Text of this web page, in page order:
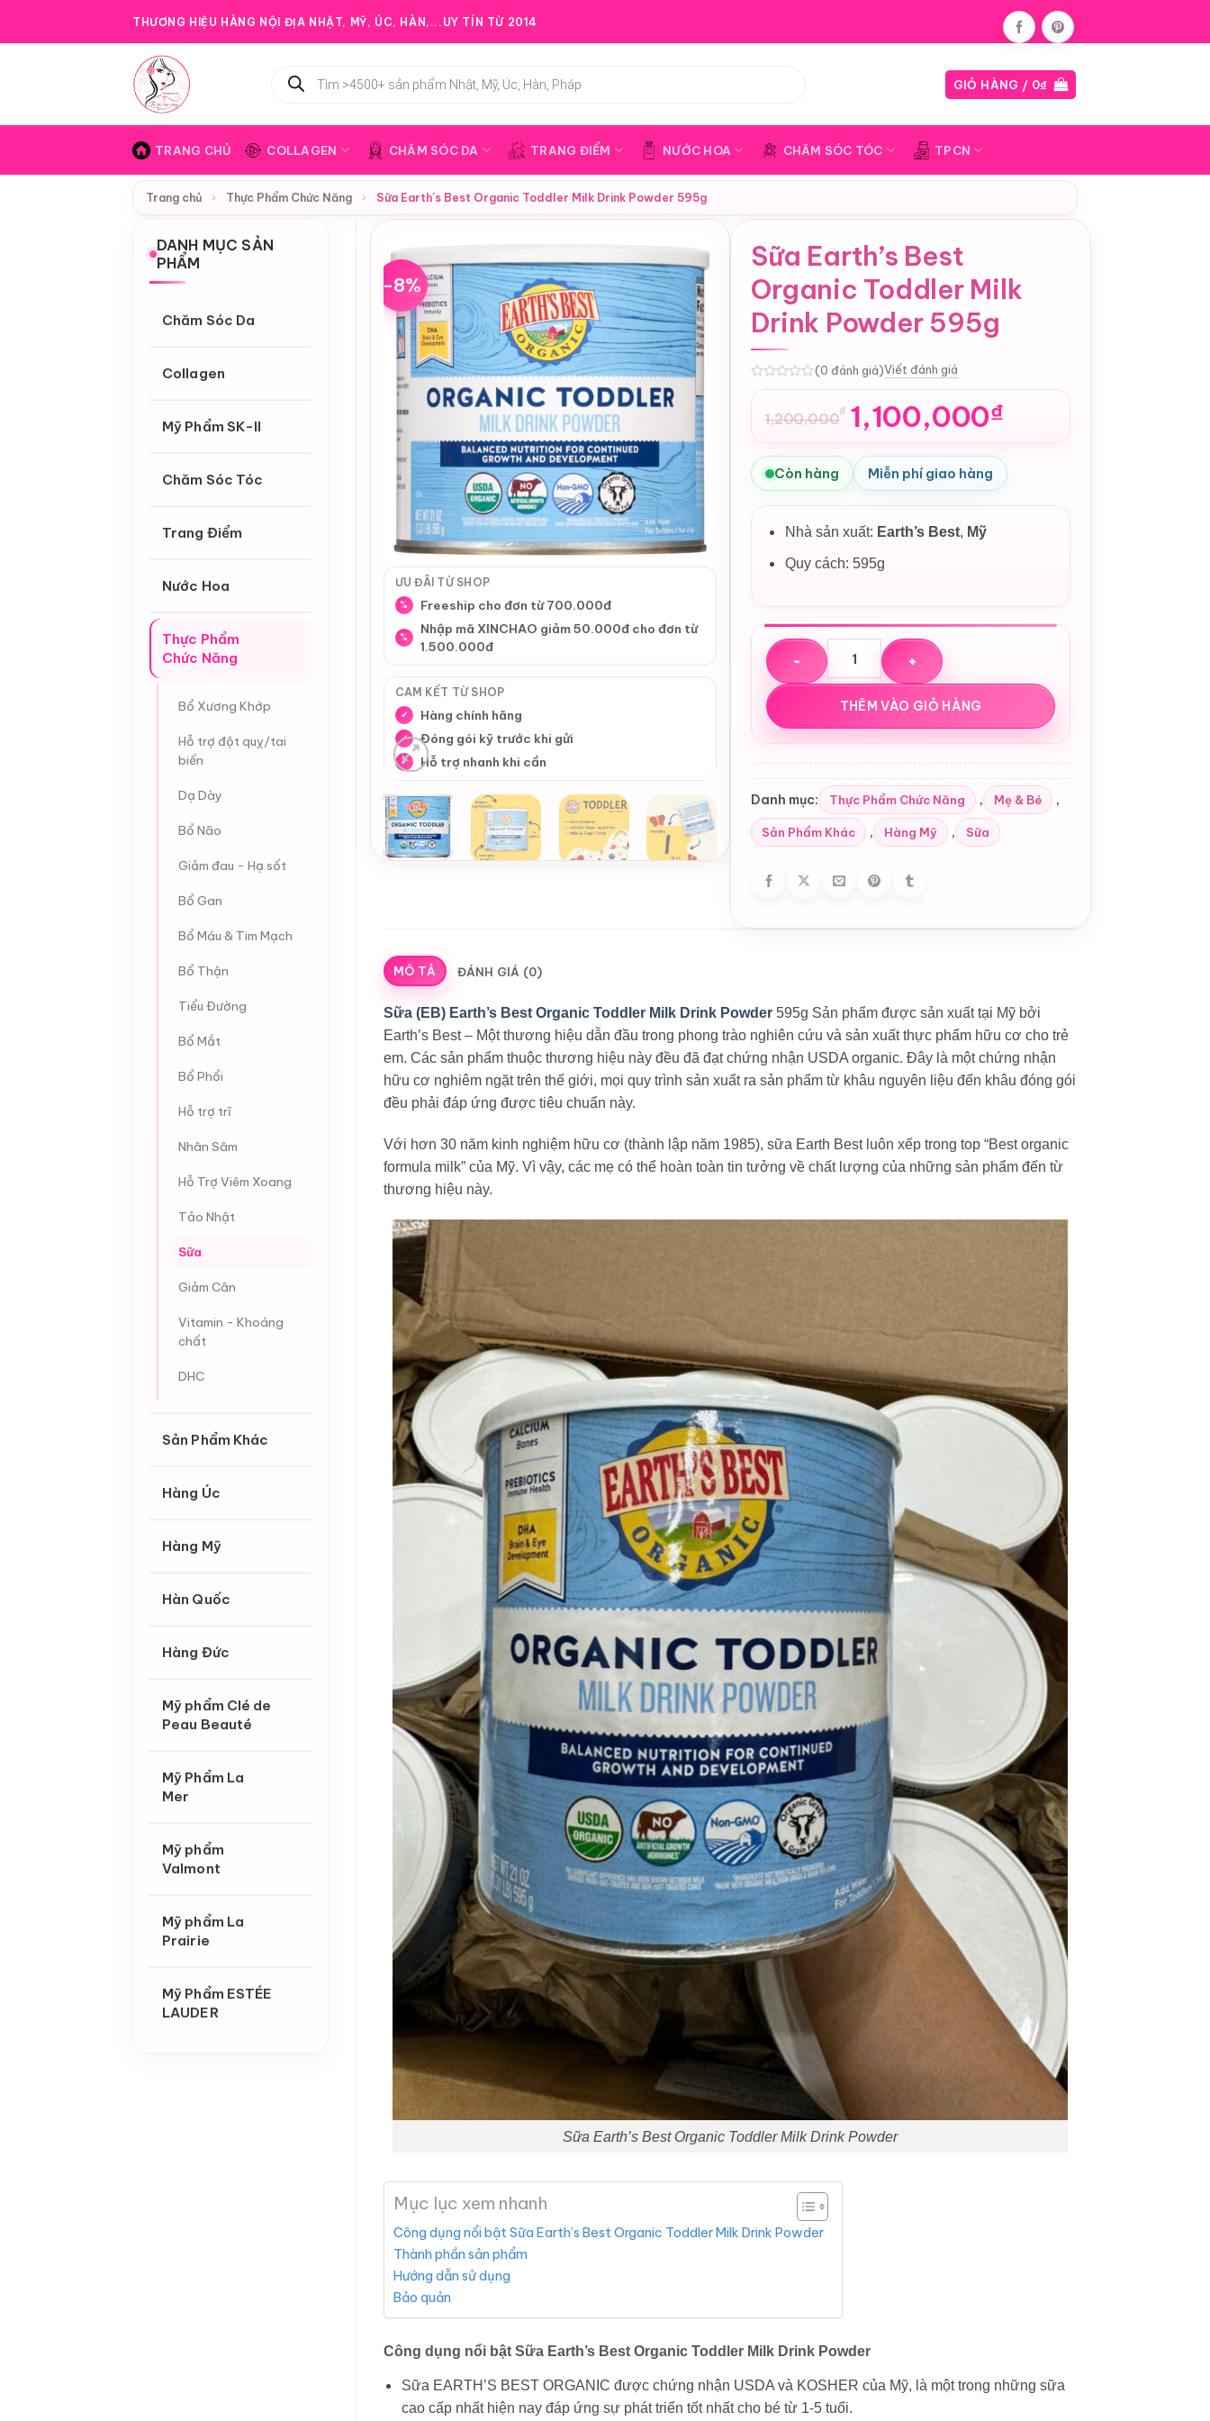
THƯƠNG HIỆU HÀNG NỘI ĐỊA NHẬT, MỸ, ÚC, HÀN,...UY TÍN TỪ 2014
kiếm
GIỎ HÀNG / 0₫
TRANG CHỦ COLLAGEN CHĂM SÓC DA TRANG ĐIỂM NƯỚC HOA CHĂM SÓC TÓC TPCN
Trang chủ › Thực Phẩm Chức Năng › Sữa Earth’s Best Organic Toddler Milk Drink Powder 595g
DANH MỤC SẢN
PHẨM
Chăm Sóc Da
Collagen
Mỹ Phẩm SK-II
Chăm Sóc Tóc
Trang Điểm
Nước Hoa
Thực Phẩm
Chức Năng
Bổ Xương Khớp
Hỗ trợ đột quỵ/tai
biến
Dạ Dày
Bổ Não
Giảm đau - Hạ sốt
Bổ Gan
Bổ Máu & Tim Mạch
Bổ Thận
Tiểu Đường
Bổ Mắt
Bổ Phổi
Hỗ trợ trĩ
Nhân Sâm
Hỗ Trợ Viêm Xoang
Tảo Nhật
Sữa
Giảm Cân
Vitamin - Khoáng
chất
DHC
Sản Phẩm Khác
Hàng Úc
Hàng Mỹ
Hàn Quốc
Hàng Đức
Mỹ phẩm Clé de
Peau Beauté
Mỹ Phẩm La
Mer
Mỹ phẩm
Valmont
Mỹ phẩm La
Prairie
Mỹ Phẩm ESTÉE
LAUDER
-8%
ƯU ĐÃI TỪ SHOP
% Freeship cho đơn từ 700.000đ
%
Nhập mã XINCHAO giảm 50.000đ cho đơn từ
1.500.000đ
CAM KẾT TỪ SHOP
✓ Hàng chính hãng
✓ Đóng gói kỹ trước khi gửi
✓ Hỗ trợ nhanh khi cần
Sữa Earth’s Best
Organic Toddler Milk
Drink Powder 595g
(0 đánh giá)Viết đánh giá
1,200,000₫
Giá
gốc
là:
1,200,000₫.
1,100,000₫
Giá
hiện
tại
là:
1,100,000₫.
Còn hàng Miễn phí giao hàng
Nhà sản xuất: Earth’s Best, Mỹ
Quy cách: 595g
Sữa Earth’s Best Organic Toddler Milk Drink Powder 595g số lượng
THÊM VÀO GIỎ HÀNG
Danh mục: Thực Phẩm Chức Năng , Mẹ & Bé ,
Sản Phẩm Khác , Hàng Mỹ , Sữa
MÔ TẢ ĐÁNH GIÁ (0)
Sữa (EB) Earth’s Best Organic Toddler Milk Drink Powder595g Sản phẩm được sản xuất tại Mỹ bởi
Earth’s Best – Một thương hiệu dẫn đầu trong phong trào nghiên cứu và sản xuất thực phẩm hữu cơ cho trẻ
em. Các sản phẩm thuộc thương hiệu này đều đã đạt chứng nhận USDA organic. Đây là một chứng nhận
hữu cơ nghiêm ngặt trên thế giới, mọi quy trình sản xuất ra sản phẩm từ khâu nguyên liệu đến khâu đóng gói
đều phải đáp ứng được tiêu chuẩn này.
Với hơn 30 năm kinh nghiệm hữu cơ (thành lập năm 1985), sữa Earth Best luôn xếp trong top “Best organic
formula milk” của Mỹ. Vì vậy, các mẹ có thể hoàn toàn tin tưởng về chất lượng của những sản phẩm đến từ
thương hiệu này.
Sữa Earth’s Best Organic Toddler Milk Drink Powder
Mục lục xem nhanh
Công dụng nổi bật Sữa Earth’s Best Organic Toddler Milk Drink Powder
Thành phần sản phẩm
Hướng dẫn sử dụng
Bảo quản
Công dụng nổi bật Sữa Earth’s Best Organic Toddler Milk Drink Powder
Sữa EARTH’S BEST ORGANIC được chứng nhận USDA và KOSHER của Mỹ, là một trong những sữa
cao cấp nhất hiện nay đáp ứng sự phát triển tốt nhất cho bé từ 1-5 tuổi.